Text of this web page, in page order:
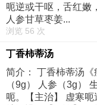
呃逆或干呕，舌红嫩
人参甘草枣姜...
浏览 56 次
丁香柿蒂汤
简介： 丁香柿蒂汤
（9g） 人参（3g）
呃。【主治】 虚寒呃